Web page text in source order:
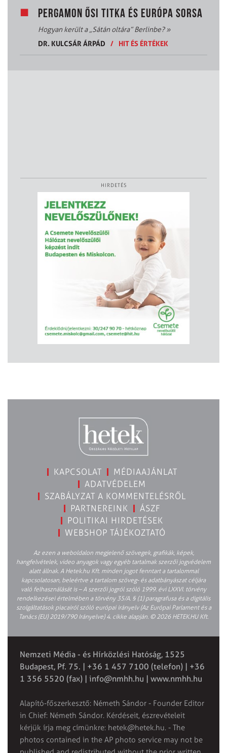
PERGAMON ŐSI TITKA ÉS EURÓPA SORSA
Hogyan került a „Sátán oltára” Berlinbe?»
DR. KULCSÁR ÁRPÁD
/ HIT ÉS ÉRTÉKEK
HIRDETÉS
KAPCSOLAT
MÉDIAAJÁNLAT
ADATVÉDELEM
SZABÁLYZAT A KOMMENTELÉSRŐL
PARTNEREINK
ÁSZF
POLITIKAI HIRDETÉSEK
WEBSHOP TÁJÉKOZTATÓ
Az ezen a weboldalon megjelenő szövegek, grafikák, képek,
hangfelvételek, video anyagok vagy egyéb tartalmak szerzői jogvédelem
alatt állnak. A Hetek.hu Kft. minden jogot fenntart a tartalommal
kapcsolatosan, beleértve a tartalom szöveg- és adatbányászat céljára
való felhasználását is – A szerzői jogról szóló 1999. évi LXXVI. törvény
rendelkezései értelmében a törvény 35/A. § (1) paragrafusa és a digitális
szolgáltatások piacairól szóló európai irányelv (Az Európai Parlament és a
Tanács (EU) 2019/790 Irányelve) 4. cikke alapján. © 2026 HETEK.HU Kft.
Nemzeti Média - és Hírközlési Hatóság, 1525
Budapest, Pf. 75. | +36 1 457 7100 (telefon) | +36
1 356 5520 (fax) | info@nmhh.hu | www.nmhh.hu
Alapító-főszerkesztő: Németh Sándor - Founder Editor
in Chief: Németh Sándor. Kérdéseit, észrevételeit
kérjük írja meg címünkre: hetek@hetek.hu. - The
photos contained in the AP photo service may not be